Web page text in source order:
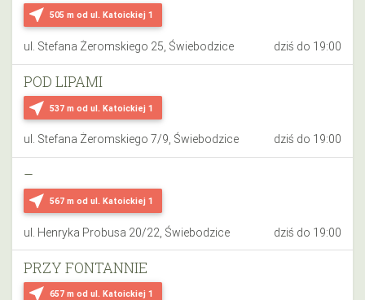
near_me 505 m od ul. Katoickiej 1
ul. Stefana Żeromskiego 25, Świebodzice dziś do 19:00
near_me 537 m od ul. Katoickiej 1
POD LIPAMI
ul. Stefana Żeromskiego 7/9, Świebodzice dziś do 19:00
near_me 567 m od ul. Katoickiej 1
–
ul. Henryka Probusa 20/22, Świebodzice dziś do 19:00
near_me 657 m od ul. Katoickiej 1
PRZY FONTANNIE